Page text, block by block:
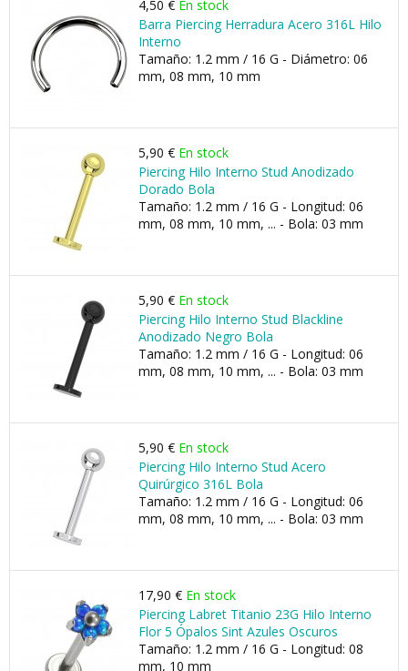
4,50 € En stock
Barra Piercing Herradura Acero 316L Hilo
Interno
Tamaño: 1.2 mm / 16 G - Diámetro: 06
mm, 08 mm, 10 mm
5,90 € En stock
Piercing Hilo Interno Stud Anodizado
Dorado Bola
Tamaño: 1.2 mm / 16 G - Longitud: 06
mm, 08 mm, 10 mm, ... - Bola: 03 mm
5,90 € En stock
Piercing Hilo Interno Stud Blackline
Anodizado Negro Bola
Tamaño: 1.2 mm / 16 G - Longitud: 06
mm, 08 mm, 10 mm, ... - Bola: 03 mm
5,90 € En stock
Piercing Hilo Interno Stud Acero
Quirúrgico 316L Bola
Tamaño: 1.2 mm / 16 G - Longitud: 06
mm, 08 mm, 10 mm, ... - Bola: 03 mm
17,90 € En stock
Piercing Labret Titanio 23G Hilo Interno
Flor 5 Ópalos Sint Azules Oscuros
Tamaño: 1.2 mm / 16 G - Longitud: 08
mm, 10 mm